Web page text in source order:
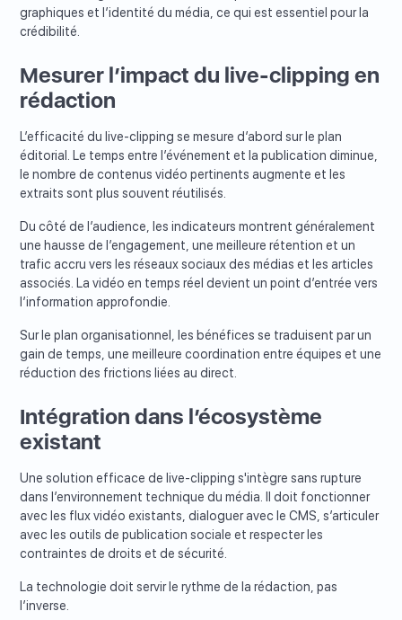
graphiques et l’identité du média, ce qui est essentiel pour la
crédibilité.
Mesurer l’impact du live-clipping en
rédaction
L’efficacité du live-clipping se mesure d’abord sur le plan
éditorial. Le temps entre l’événement et la publication diminue,
le nombre de contenus vidéo pertinents augmente et les
extraits sont plus souvent réutilisés.
Du côté de l’audience, les indicateurs montrent généralement
une hausse de l’engagement, une meilleure rétention et un
trafic accru vers les réseaux sociaux des médias et les articles
associés. La vidéo en temps réel devient un point d’entrée vers
l’information approfondie.
Sur le plan organisationnel, les bénéfices se traduisent par un
gain de temps, une meilleure coordination entre équipes et une
réduction des frictions liées au direct.
Intégration dans l’écosystème
existant
Une solution efficace de live-clipping s'intègre sans rupture
dans l’environnement technique du média. Il doit fonctionner
avec les flux vidéo existants, dialoguer avec le CMS, s’articuler
avec les outils de publication sociale et respecter les
contraintes de droits et de sécurité.
La technologie doit servir le rythme de la rédaction, pas
l’inverse.